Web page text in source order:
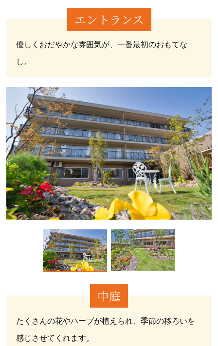
エントランス
優しくおだやかな雰囲気が、一番最初のおもてな
し。
中庭
たくさんの花やハーブが植えられ、季節の移ろいを
感じさせてくれます。